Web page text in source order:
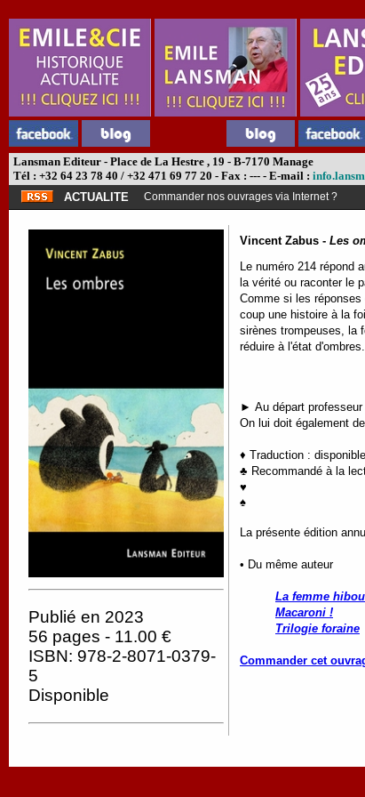
Lansman Editeur - Place de La Hestre , 19 - B-7170 Manage
Tél : +32 64 23 78 40 / +32 471 69 77 20 - Fax : --- - E-mail :
ACTUALITE Commander nos ouvrages via Internet ?
Publié en 2023
56 pages - 11.00 €
ISBN: 978-2-8071-0379-
5
Disponible
Vincent Zabus - Les
Le numéro 214 répond
la vérité ou raconter le
Comme si les
coup une histoire à la
sirènes trompeuses, la
réduire à l'état
► Au départ
On lui doit également
♦ Traduction :
♣ Recommandé à la
♥
♠
La présente édition
• Du même auteur
La femme
Macaroni !
Trilogie foraine
Commander cet